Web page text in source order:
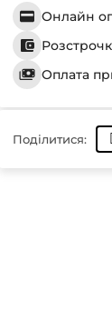
Онлайн
Оплата
Поділитися: